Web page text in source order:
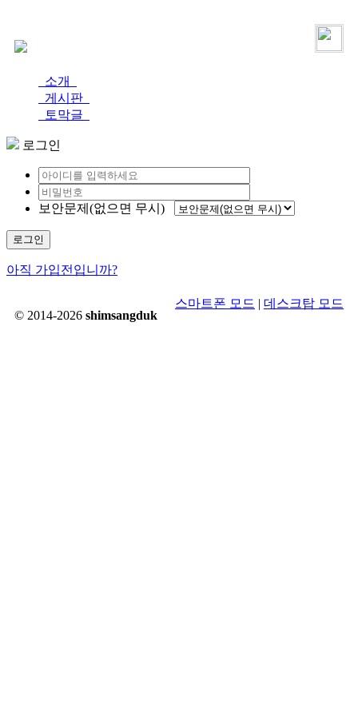
소개
게시판
토막글
로그인
보안문제(없으면 무시)
로그인
아직 가입전입니까?
© 2014-2026 shimsangduk
스마트폰 모드 | 데스크탑 모드